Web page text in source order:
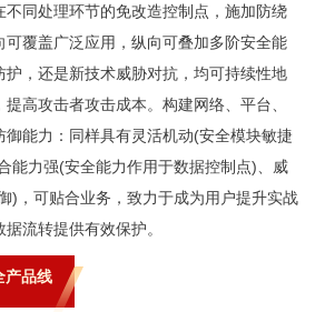
不同处理环节的免改造控制点，施加防绕
可覆盖广泛应用，纵向可叠加多阶安全能
护，还是新技术威胁对抗，均可持续性地
高攻击者攻击成本。构建网络、平台、
御能力：同样具有灵活机动(安全模块敏捷
能力强(安全能力作用于数据控制点)、威
)，可贴合业务，致力于成为用户提升实战
流转提供有效保护。
产品线